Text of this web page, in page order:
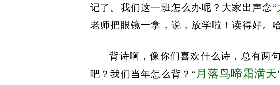
记了。我们这一班怎么办呢？大家出声念“
老师把眼镜一拿，说，放学啦！读得好。
背诗啊，像你们喜欢什么诗，总有两
吧？我们当年怎么背？“月落鸟啼霜满天